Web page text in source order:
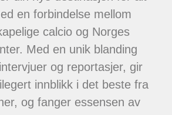
en forbindelse mellom
calcio og Norges
Med en unik blanding
og reportasjer, gir
innblikk i det beste fra
og fanger essensen av